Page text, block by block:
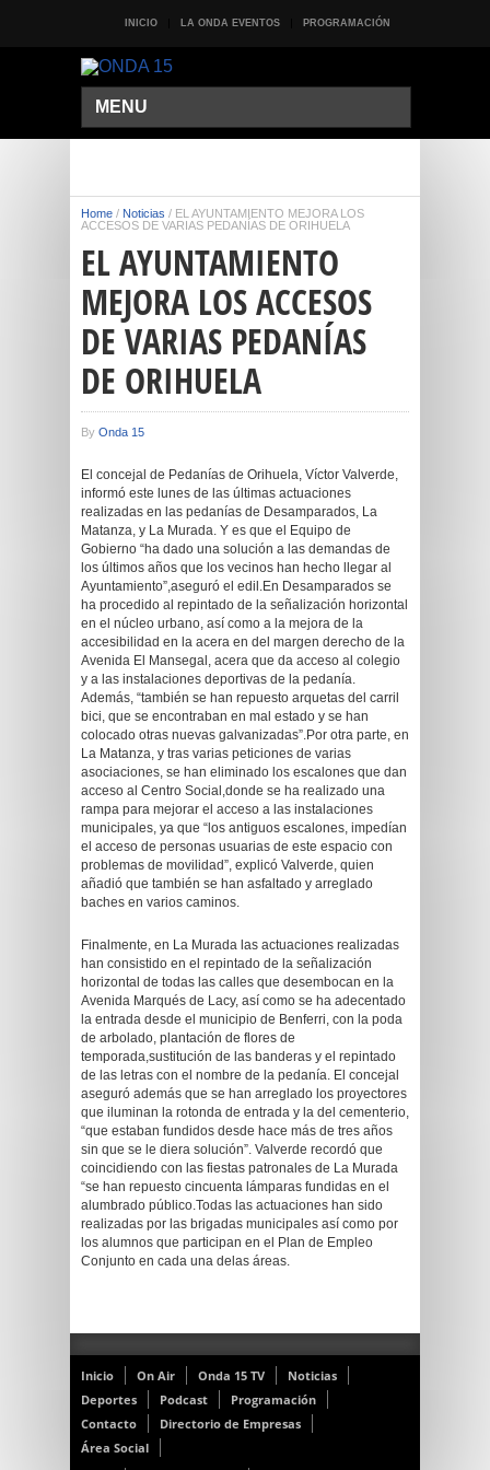
INICIO LA ONDA EVENTOS PROGRAMACIÓN
MENU
Home / Noticias / EL AYUNTAMIENTO MEJORA LOS
ACCESOS DE VARIAS PEDANÍAS DE ORIHUELA
EL AYUNTAMIENTO
MEJORA LOS ACCESOS
DE VARIAS PEDANÍAS
DE ORIHUELA
By Onda 15
El concejal de Pedanías de Orihuela, Víctor Valverde,
informó este lunes de las últimas actuaciones
realizadas en las pedanías de Desamparados, La
Matanza, y La Murada. Y es que el Equipo de
Gobierno “ha dado una solución a las demandas de
los últimos años que los vecinos han hecho llegar al
Ayuntamiento”,aseguró el edil.En Desamparados se
ha procedido al repintado de la señalización horizontal
en el núcleo urbano, así como a la mejora de la
accesibilidad en la acera en del margen derecho de la
Avenida El Mansegal, acera que da acceso al colegio
y a las instalaciones deportivas de la pedanía.
Además, “también se han repuesto arquetas del carril
bici, que se encontraban en mal estado y se han
colocado otras nuevas galvanizadas”.Por otra parte, en
La Matanza, y tras varias peticiones de varias
asociaciones, se han eliminado los escalones que dan
acceso al Centro Social,donde se ha realizado una
rampa para mejorar el acceso a las instalaciones
municipales, ya que “los antiguos escalones, impedían
el acceso de personas usuarias de este espacio con
problemas de movilidad”, explicó Valverde, quien
añadió que también se han asfaltado y arreglado
baches en varios caminos.
Finalmente, en La Murada las actuaciones realizadas
han consistido en el repintado de la señalización
horizontal de todas las calles que desembocan en la
Avenida Marqués de Lacy, así como se ha adecentado
la entrada desde el municipio de Benferri, con la poda
de arbolado, plantación de flores de
temporada,sustitución de las banderas y el repintado
de las letras con el nombre de la pedanía. El concejal
aseguró además que se han arreglado los proyectores
que iluminan la rotonda de entrada y la del cementerio,
“que estaban fundidos desde hace más de tres años
sin que se le diera solución”. Valverde recordó que
coincidiendo con las fiestas patronales de La Murada
“se han repuesto cincuenta lámparas fundidas en el
alumbrado público.Todas las actuaciones han sido
realizadas por las brigadas municipales así como por
los alumnos que participan en el Plan de Empleo
Conjunto en cada una delas áreas.
Inicio On Air Onda 15 TV
Noticias
Deportes
Podcast
Programación
Contacto
Directorio de Empresas
Área Social